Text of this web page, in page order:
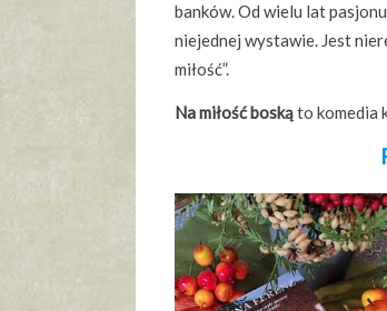
banków. Od wielu lat
niejednej wystawie. Jest
miłość”.
Na miłość boskąto komedia